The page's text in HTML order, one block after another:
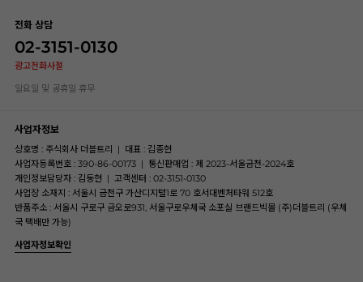
전화 상담
02-3151-0130
광고전화사절
일요일 및 공휴일 휴무
사업자정보
상호명 : 주식회사 더블트리 | 대표 : 김종현
사업자등록번호 : 390-86-00173 | 통신판매업 : 제 2023-서울금천-2024호
개인정보담당자 : 김동현 | 고객센터 : 02-3151-0130
사업장 소재지 : 서울시 금천구 가산디지털1로 70 호서대벤처타워 512호
반품주소 : 서울시 구로구 금오로931, 서울구로우체국 소포실 브랜드빅몰 (주)더블트리 (우체
국 택배만 가능)
사업자정보확인